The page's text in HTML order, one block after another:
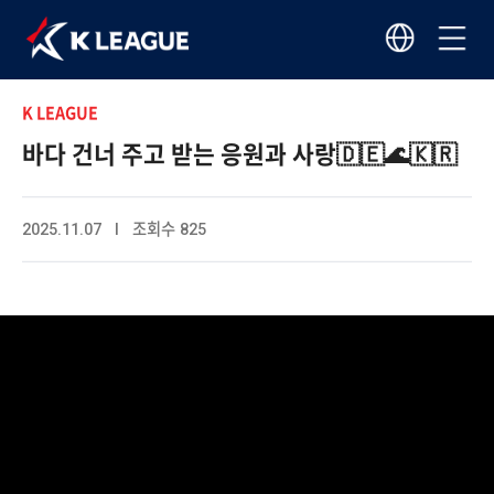
K LEAGUE
바다 건너 주고 받는 응원과 사랑🇩🇪🌊🇰🇷
2025.11.07 I 조회수 825